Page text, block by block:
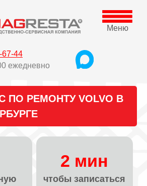
Меню
67-44
ежедневно
ПО РЕМОНТУ VOLVO В
2 мин
чтобы записаться